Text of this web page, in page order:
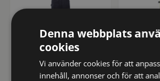
Denna webbplats
cookies
Vi använder cookies för att
innehåll, annonser och för att